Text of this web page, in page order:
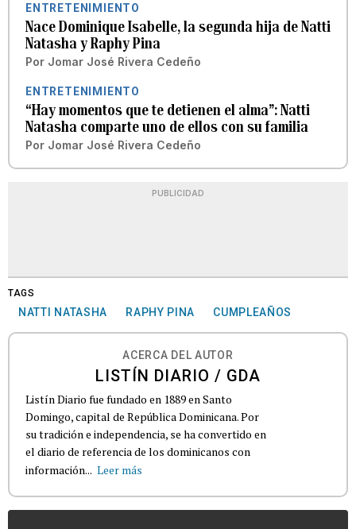
ENTRETENIMIENTO
Nace Dominique Isabelle, la segunda hija de Natti
Natasha y Raphy Pina
Por Jomar José Rivera Cedeño
ENTRETENIMIENTO
“Hay momentos que te detienen el alma”: Natti
Natasha comparte uno de ellos con su familia
Por Jomar José Rivera Cedeño
PUBLICIDAD
TAGS
NATTI NATASHA RAPHY PINA CUMPLEAÑOS
ACERCA DEL AUTOR
LISTÍN DIARIO / GDA
Listín Diario fue fundado en 1889 en Santo
Domingo, capital de República Dominicana. Por
su tradición e independencia, se ha convertido en
el diario de referencia de los dominicanos con
información... Leer más